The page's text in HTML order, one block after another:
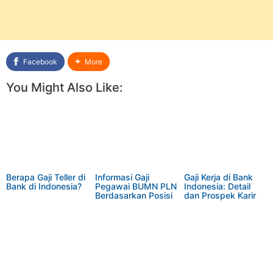
Facebook More
You Might Also Like:
Berapa Gaji Teller di
Bank di Indonesia?
Informasi Gaji
Pegawai BUMN PLN
Berdasarkan Posisi
Gaji Kerja di Bank
Indonesia: Detail
dan Prospek Karir